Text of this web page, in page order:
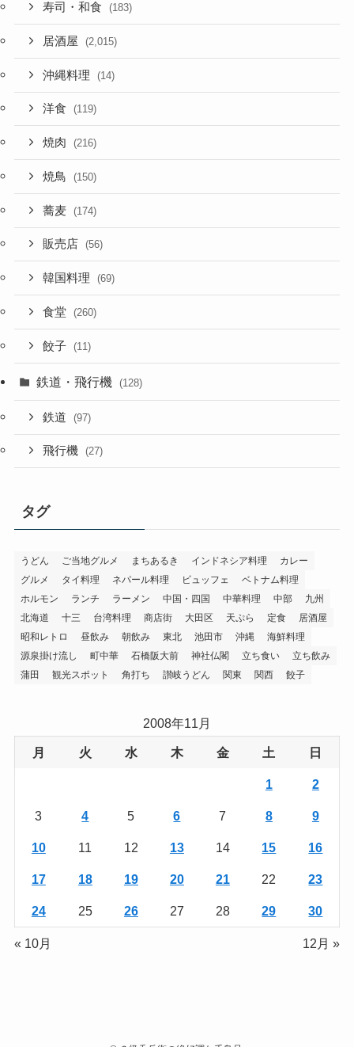
寿司・和食 (183)
居酒屋 (2,015)
沖縄料理 (14)
洋食 (119)
焼肉 (216)
焼鳥 (150)
蕎麦 (174)
販売店 (56)
韓国料理 (69)
食堂 (260)
餃子 (11)
鉄道・飛行機 (128)
鉄道 (97)
飛行機 (27)
タグ
うどん ご当地グルメ まちあるき インドネシア料理
カレー
グルメ
タイ料理 ネパール料理 ビュッフェ
ベトナム料理
ホルモン
ランチ ラーメン 中国・四国 中華料理 中部
九州
北海道
十三 台湾料理 商店街 大田区 天ぷら 定食
居酒屋
昭和レトロ
昼飲み 朝飲み 東北 池田市 沖縄
海鮮料理
源泉掛け流し
町中華 石橋阪大前 神社仏閣 立ち食い
立ち飲み
蒲田
観光スポット 角打ち 讃岐うどん 関東 関西 餃子
2008年11月
月 火 水 木 金 土 日
1 2
3 4 5 6 7 8 9
10 11 12 13 14 15 16
17 18 19 20 21 22 23
24 25 26 27 28 29 30
« 10月 12月 »